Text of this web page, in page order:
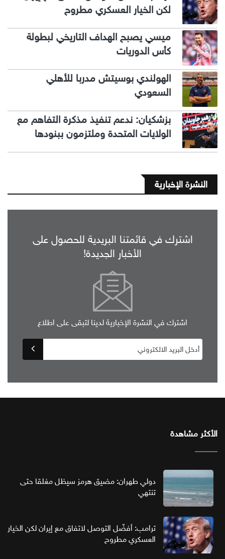
لكن الخيار العسكري مطروح
ميسي يصبح الهداف التاريخي لبطولة
كأس الدوريات
الهولندي بوسيتش مدربا للأهلي
السعودي
بزشكيان: ندعم تنفيذ مذكرة التفاهم مع
الولايات المتحدة وملتزمون ببنودها
النشرة الإخبارية
اشترك في قائمتنا البريدية للحصول على
الأخبار الجديدة!
اشترك في النشرة الإخبارية لدينا لتبقى على اطلاع
الأكثر مشاهدة
دولي طهران: مضيق هرمز سيظل مغلقا حتى
تنتهي
ترامب: أفضّل التوصل لاتفاق مع إيران لكن الخيار
العسكري مطروح